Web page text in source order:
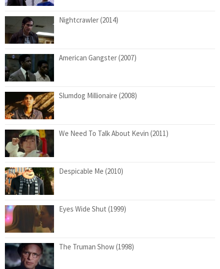
Nightcrawler (2014)
American Gangster (2007)
Slumdog Millionaire (2008)
We Need To Talk About Kevin (2011)
Despicable Me (2010)
Eyes Wide Shut (1999)
The Truman Show (1998)